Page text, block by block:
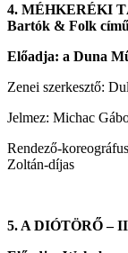
4. MÉHKERÉKI
Bartók & Folk
Előadja: a Duna
Zenei szerkesztő:
Jelmez: Michac
Rendező-
Zoltán-díjas
5. A DIÓTÖRŐ –